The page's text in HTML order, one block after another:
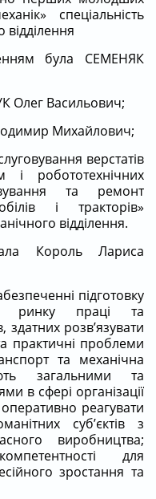
спеціальність
була СЕМЕНЯК
Олег Васильович;
Михайлович;
верстатів
робототехнічних
та ремонт
і тракторів»
відділення.
Король Лариса
підготовку
ринку праці та
здатних розв’язувати
практичні проблеми
та механічна
загальними та
в сфері організації
реагувати
суб’єктів з
виробництва;
для
зростання та